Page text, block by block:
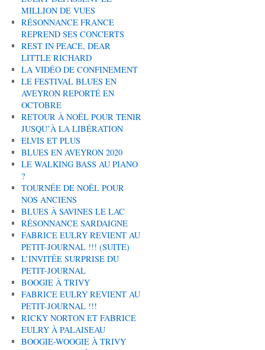
MILLION DE VUES
RÉSONNANCE FRANCE
REPREND SES CONCERTS
REST IN PEACE, DEAR
LITTLE RICHARD
LA VIDÉO DE CONFINEMENT
LE FESTIVAL BLUES EN
AVEYRON REPORTÉ EN
OCTOBRE
RETOUR À NOËL POUR TENIR
JUSQU’À LA LIBÉRATION
ELVIS ET PLUS
BLUES EN AVEYRON 2020
LE WALKING BASS AU PIANO
?
TOURNÉE DE NOËL POUR
NOS ANCIENS
BLUES À SAVINES LE LAC
RÉSONNANCE SARDAIGNE
FABRICE EULRY REVIENT AU
PETIT-JOURNAL !!! (SUITE)
L’INVITÉE SURPRISE DU
PETIT-JOURNAL
BOOGIE À TRIVY
FABRICE EULRY REVIENT AU
PETIT-JOURNAL !!!
RICKY NORTON ET FABRICE
EULRY À PALAISEAU
BOOGIE-WOOGIE À TRIVY